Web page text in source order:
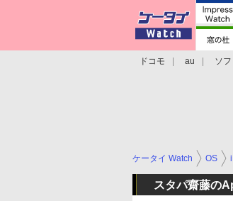
ドコモ au ソ
ケータイ Watch OS
スタパ齋藤の